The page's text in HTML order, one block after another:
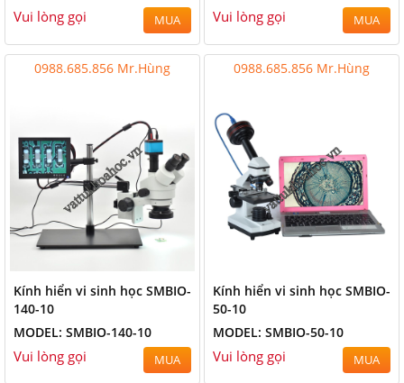
Vui lòng gọi MUA Vui lòng gọi MUA
0988.685.856 Mr.Hùng
Kính hiển vi sinh học SMBIO-
140-10
MODEL: SMBIO-140-10
Vui lòng gọi MUA
0988.685.856 Mr.Hùng
Kính hiển vi sinh học SMBIO-
50-10
MODEL: SMBIO-50-10
Vui lòng gọi MUA